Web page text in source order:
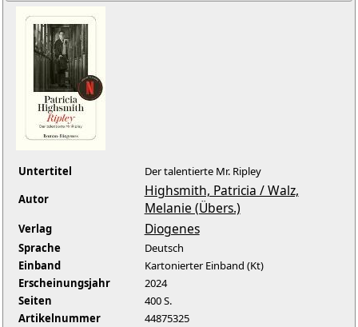
Untertitel
Der talentierte Mr. Ripley
Autor
Highsmith, Patricia / Walz,
Melanie (Übers.)
Verlag Diogenes
Sprache
Deutsch
Einband
Kartonierter Einband (Kt)
Erscheinungsjahr
2024
Seiten
400 S.
Artikelnummer
44875325